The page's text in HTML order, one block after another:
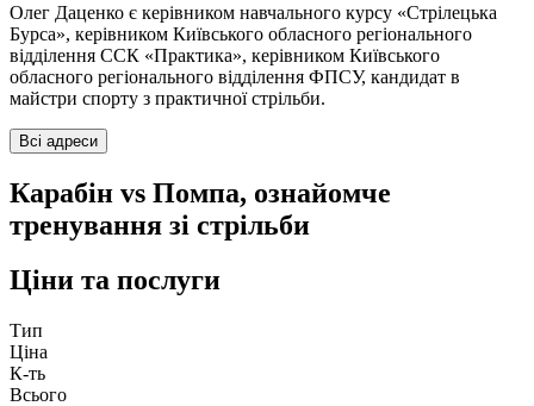
Олег Даценко є керівником навчального курсу «Стрілецька
Бурса», керівником Київського обласного регіонального
відділення ССК «Практика», керівником Київського
обласного регіонального відділення ФПСУ, кандидат в
майстри спорту з практичної стрільби.
Всі адреси
Карабін vs Помпа, ознайомче
тренування зі стрільби
Ціни та послуги
Тип
Ціна
К-ть
Всього